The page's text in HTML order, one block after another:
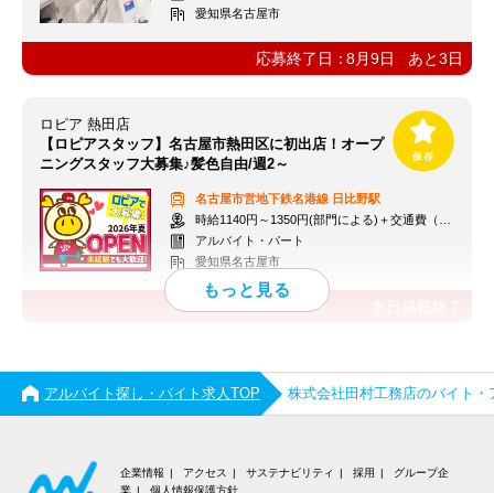
愛知県名古屋市
応募終了日：8月9日 あと3日
ロピア 熱田店
【ロピアスタッフ】名古屋市熱田区に初出店！オープ
ニングスタッフ大募集♪髪色自由/週2～
名古屋市営地下鉄名港線 日比野駅
時給1140円～1350円(部門による)＋交通費（社内規定）
アルバイト・パート
愛知県名古屋市
アルバイト探し・バイト求人TOP 株式会社田村工務店のバイト・
企業情報 アクセス サステナビリティ 採用
グループ企
業
個人情報保護方針